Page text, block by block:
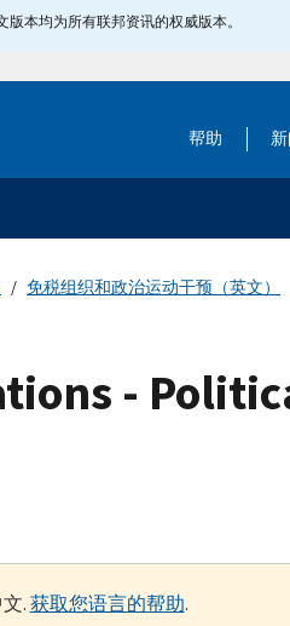
本均为所有联邦资讯的权威版本。
帮助
免税组织和政治运动干预（英文）
-
.获取您语言的帮助.